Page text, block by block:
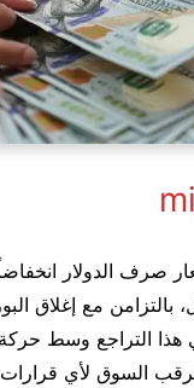
صرف الدولار
بالتزامن مع إغلاق
هذا التراجع وسط
السوق لأي قرارات